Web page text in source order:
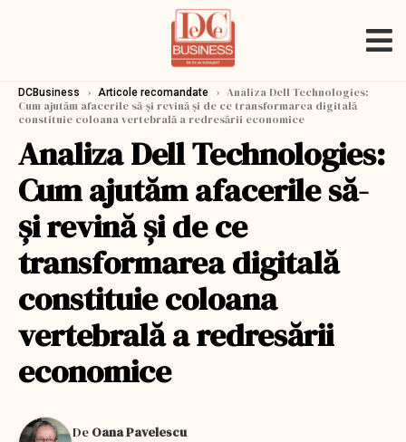
DCBusiness › Articole recomandate › Analiza Dell Technologies:
Cum ajutăm afacerile să-și revină și de ce transformarea digitală
constituie coloana vertebrală a redresării economice
Analiza Dell Technologies:
Cum ajutăm afacerile să-
și revină și de ce
transformarea digitală
constituie coloana
vertebrală a redresării
economice
De Oana Pavelescu